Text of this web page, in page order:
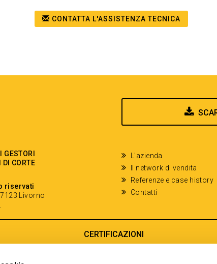
CONTATTA L'ASSISTENZA TECNICA
DI CORTE
riservati
Livorno
L'azienda
Il network di vendita
Referenze e case history
Contatti
CERTIFICAZIONI